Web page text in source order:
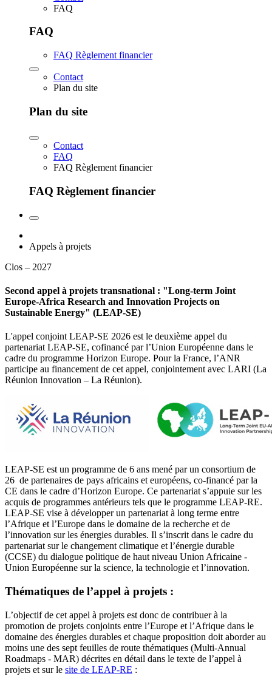
FAQ
FAQ
FAQ Règlement financier
Contact
Plan du site
Plan du site
Contact
FAQ
FAQ Règlement financier
FAQ Règlement financier
Appels à projets
Clos – 2027
Second appel à projets transnational : "Long-term Joint
Europe-Africa Research and Innovation Projects on
Sustainable Energy" (LEAP-SE)
L'appel conjoint LEAP-SE 2026 est le deuxième appel du
partenariat LEAP-SE, cofinancé par l’Union Européenne dans le
cadre du programme Horizon Europe. Pour la France, l’ANR
participe au financement de cet appel, conjointement avec LARI (La
Réunion Innovation – La Réunion).
LEAP-SE est un programme de 6 ans mené par un consortium de
26 de partenaires de pays africains et européens, co-financé par la
CE dans le cadre d’Horizon Europe. Ce partenariat s’appuie sur les
acquis de programmes antérieurs tels que le programme LEAP-RE.
LEAP-SE vise à développer un partenariat à long terme entre
l’Afrique et l’Europe dans le domaine de la recherche et de
l’innovation sur les énergies durables. Il s’inscrit dans le cadre du
partenariat sur le changement climatique et l’énergie durable
(CCSE) du dialogue politique de haut niveau Union Africaine -
Union Européenne sur la science, la technologie et l’innovation.
Thématiques de l’appel à projets :
L’objectif de cet appel à projets est donc de contribuer à la
promotion de projets conjoints entre l’Europe et l’Afrique dans le
domaine des énergies durables et chaque proposition doit aborder au
moins une des sept feuilles de route thématiques (Multi-Annual
Roadmaps - MAR) décrites en détail dans le texte de l’appel à
projets et sur le site de LEAP-RE :